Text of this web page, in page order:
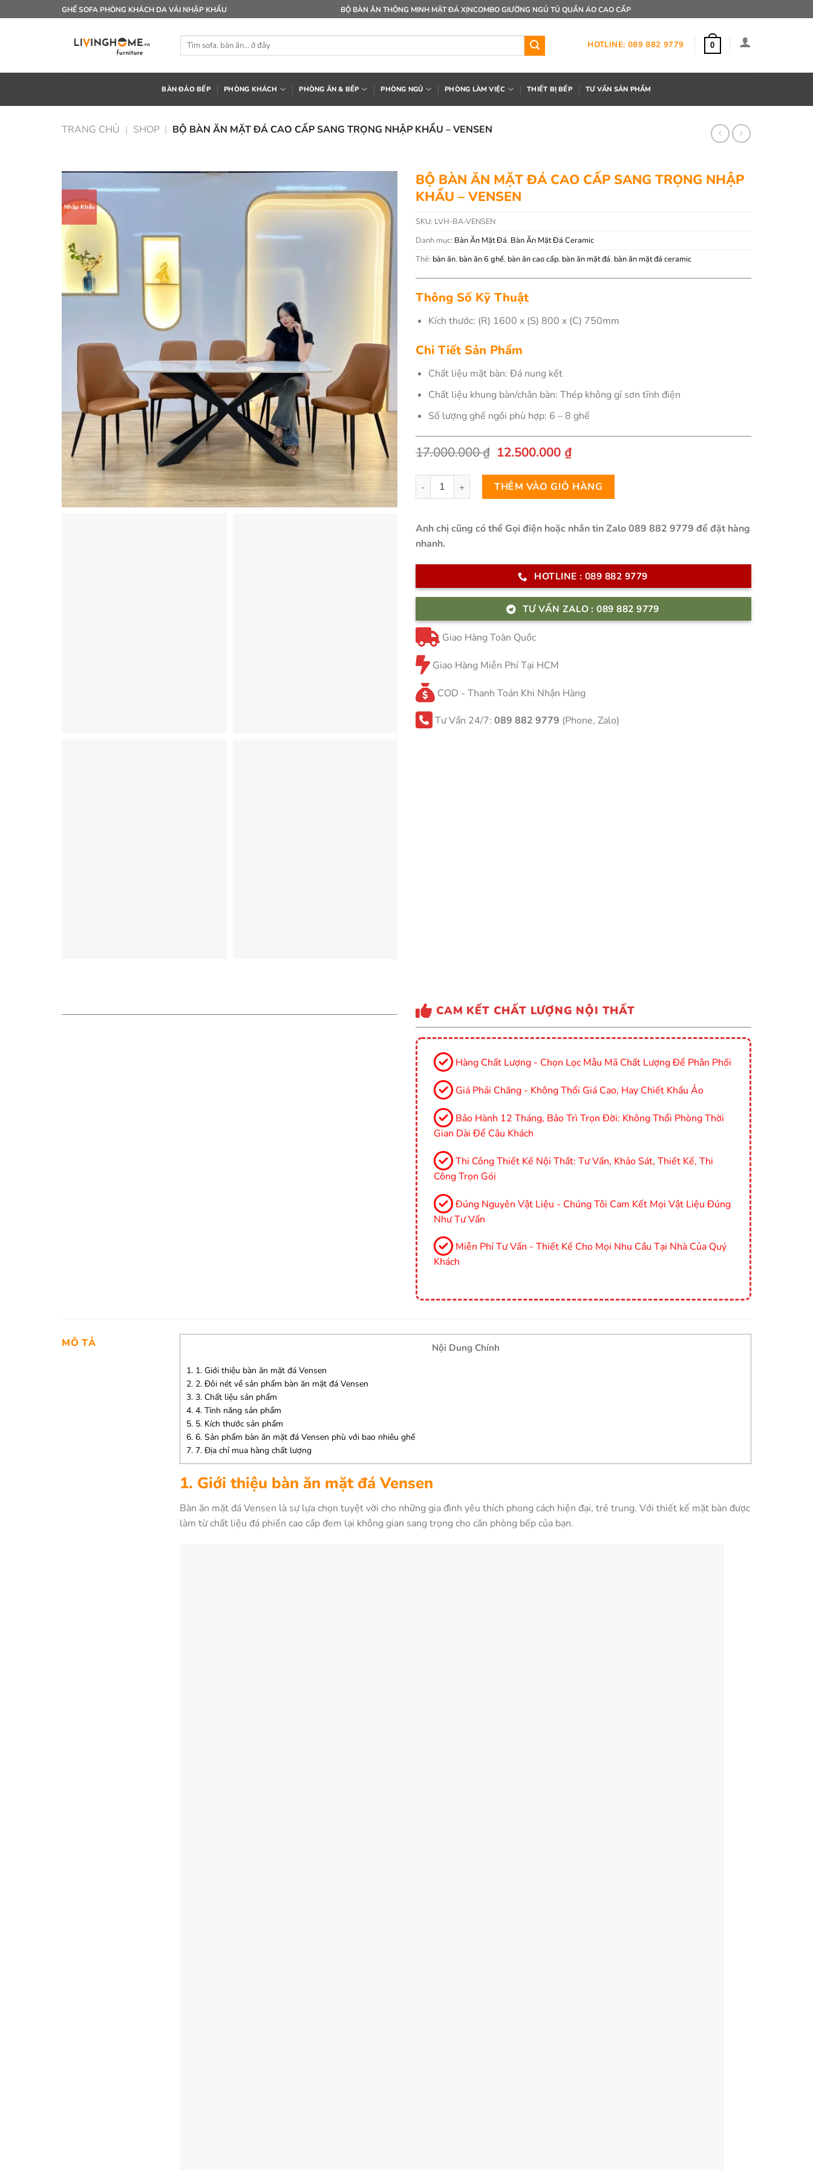
qua
GHẾ SOFA PHÒNG KHÁCH DA VẢI NHẬP KHẨU BỘ BÀN ĂN THÔNG MINH MẶT ĐÁ XỊNCOMBO GIƯỜNG NGỦ TỦ QUẦN ÁO CAO CẤP
Tìm
HOTLINE: 089 882 9779 0
BÀN ĐẢO BẾP PHÒNG KHÁCH PHÒNG ĂN & BẾP PHÒNG NGỦ PHÒNG LÀM VIỆC THIẾT BỊ BẾP TƯ VẤN SẢN PHẨM
TRANG CHỦ | SHOP | BỘ BÀN ĂN MẶT ĐÁ CAO CẤP SANG TRỌNG NHẬP KHẨU – VENSEN
Nhập Khẩu
BỘ BÀN ĂN MẶT ĐÁ CAO CẤP SANG TRỌNG NHẬP
KHẨU – VENSEN
SKU: LVH-BA-VENSEN
Danh mục: Bàn Ăn Mặt Đá, Bàn Ăn Mặt Đá Ceramic
Thẻ: bàn ăn, bàn ăn 6 ghế, bàn ăn cao cấp, bàn ăn mặt đá, bàn ăn mặt đá ceramic
Thông Số Kỹ Thuật
Kích thước: (R) 1600 x (S) 800 x (C) 750mm
Chi Tiết Sản Phẩm
Chất liệu mặt bàn: Đá nung kết
Chất liệu khung bàn/chân bàn: Thép không gỉ sơn tĩnh điện
Số lượng ghế ngồi phù hợp: 6 – 8 ghế
17.000.000₫ Giá
là:
17.000.000 ₫.
12.500.000 ₫Giá
tại
là:
12.500.000 ₫.
Bộ Bàn Ăn Mặt Đá Cao Cấp Sang Trọng Nhập Khẩu - VENSEN số lượng
THÊM VÀO GIỎ HÀNG
Anh chị cũng có thể Gọi điện hoặc nhắn tin Zalo 089 882 9779 để đặt hàng
nhanh.
HOTLINE : 089 882 9779
TƯ VẤN ZALO : 089 882 9779
Giao Hàng Toàn Quốc
Giao Hàng Miễn Phí Tại HCM
COD - Thanh Toán Khi Nhận Hàng
Tư Vấn 24/7: 089 882 9779 (Phone, Zalo)
CAM KẾT CHẤT LƯỢNG NỘI THẤT
Hàng Chất Lượng - Chọn Lọc Mẫu Mã Chất Lượng Để Phân Phối
Giá Phải Chăng - Không Thổi Giá Cao, Hay Chiết Khấu Ảo
Bảo Hành 12 Tháng, Bảo Trì Trọn Đời: Không Thổi Phòng Thời
Gian Dài Để Câu Khách
Thi Công Thiết Kế Nội Thất: Tư Vấn, Khảo Sát, Thiết Kế, Thi
Công Trọn Gói
Đúng Nguyên Vật Liệu - Chúng Tôi Cam Kết Mọi Vật Liệu Đúng
Như Tư Vấn
Miễn Phí Tư Vấn - Thiết Kế Cho Mọi Nhu Cầu Tại Nhà Của Quý
Khách
MÔ TẢ Nội Dung Chính
1. 1. Giới thiệu bàn ăn mặt đá Vensen
2. 2. Đôi nét về sản phẩm bàn ăn mặt đá Vensen
3. 3. Chất liệu sản phẩm
4. 4. Tính năng sản phẩm
5. 5. Kích thước sản phẩm
6. 6. Sản phẩm bàn ăn mặt đá Vensen phù với bao nhiêu ghế
7. 7. Địa chỉ mua hàng chất lượng
1. Giới thiệu bàn ăn mặt đá Vensen
Bàn ăn mặt đá Vensen là sự lựa chọn tuyệt vời cho những gia đình yêu thích phong cách hiện đại, trẻ trung. Với thiết kế mặt bàn được
làm từ chất liệu đá phiến cao cấp đem lại không gian sang trọng cho căn phòng bếp của bạn.